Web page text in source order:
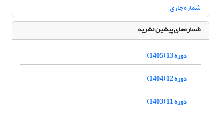
شماره جاری
شماره‌های پیشین نشریه
دوره 13 (1405)
دوره 12 (1404)
دوره 11 (1403)